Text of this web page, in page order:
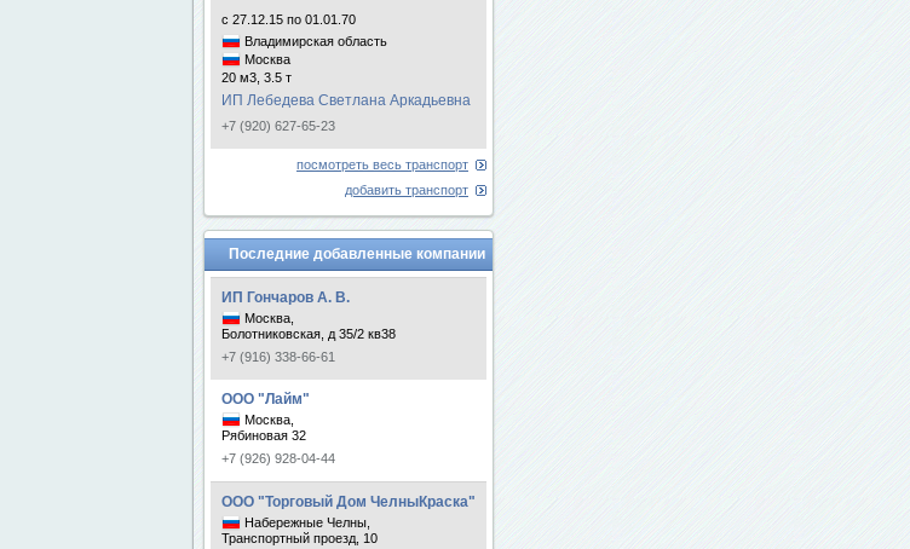
с 27.12.15 по 01.01.70
Владимирская область
Москва
20 м3, 3.5 т
ИП Лебедева Светлана Аркадьевна
+7 (920) 627-65-23
посмотреть весь транспорт
добавить транспорт
Последние добавленные компании
ИП Гончаров А. В.
Москва,
Болотниковская, д 35/2 кв38
+7 (916) 338-66-61
ООО "Лайм"
Москва,
Рябиновая 32
+7 (926) 928-04-44
ООО "Торговый Дом ЧелныКраска"
Набережные Челны,
Транспортный проезд, 10